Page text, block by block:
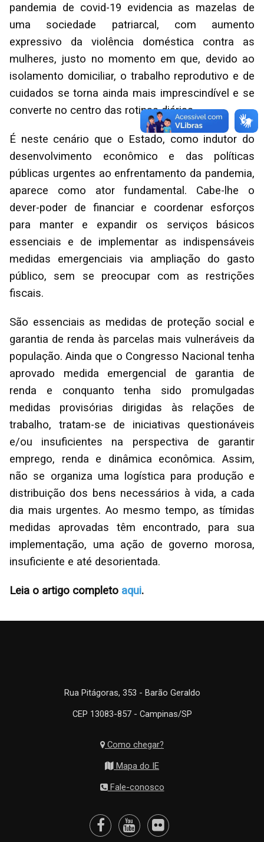
pandemia de covid-19 evidencia as mazelas de
uma sociedade patriarcal, com aumento
expressivo da violência doméstica contra as
mulheres, justo no momento em que, devido ao
isolamento domiciliar, o trabalho reprodutivo e de
cuidados se torna ainda mais imprescindível e se
converte no centro das rotinas diárias.
É neste cenário que o Estado, como indutor do
desenvolvimento econômico e das políticas
públicas urgentes ao enfrentamento da pandemia,
aparece como ator fundamental. Cabe-lhe o
dever-poder de financiar e coordenar esforços
para manter e expandir os serviços básicos
essenciais e de implementar as indispensáveis
medidas emergenciais via ampliação do gasto
público, sem se preocupar com as restrições
fiscais.
São essenciais as medidas de proteção social e
garantia de renda às parcelas mais vulneráveis da
população. Ainda que o Congresso Nacional tenha
aprovado medida emergencial de garantia de
renda e conquanto tenha sido promulgadas
medidas provisórias dirigidas às relações de
trabalho, tratam-se de iniciativas questionáveis
e/ou insuficientes na perspectiva de garantir
emprego, renda e dinâmica econômica. Assim,
não se organiza uma logística para produção e
distribuição dos bens necessários à vida, a cada
dia mais urgentes. Ao mesmo tempo, as tímidas
medidas aprovadas têm encontrado, para sua
implementação, uma ação de governo morosa,
insuficiente e até desorientada.
Leia o artigo completo aqui.
Rua Pitágoras, 353 - Barão Geraldo
CEP 13083-857 - Campinas/SP
Como chegar?
Mapa do IE
Fale-conosco